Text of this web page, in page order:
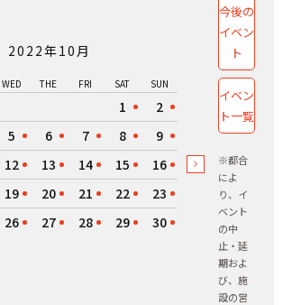
2022年10月
WED THE FRI SAT SUN
1
2
5 6 7 8
9
12 13 14 15
16
19 20 21 22
23
26 27 28 29
30
今後の
イベン
ト
イベン
ト一覧
※都合
によ
り、イ
ベント
の中
止・延
期およ
び、施
設の営